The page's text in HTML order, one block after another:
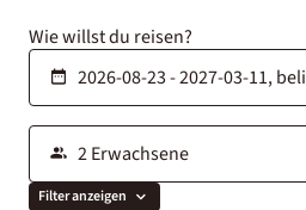
Wie willst du reisen?
Filter anzeigen